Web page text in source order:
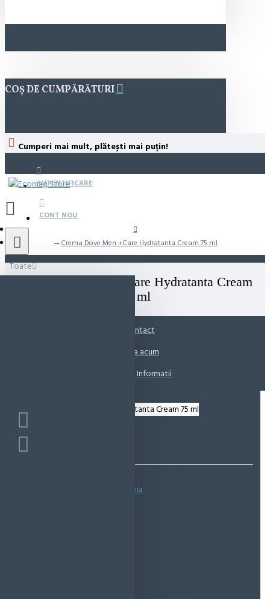
COȘ DE CUMPĂRĂTURI
Cumperi mai mult, plătești mai puțin!
AUTENTIFICARE
CONT NOU
Toate
Crema Dove Men +Care Hydratanta Cream 75 ml
Crema Dove Men +Care Hydratanta Cream
75 ml
Contact
Suna acum
Solicita Informatii
Spune-ţi opinia